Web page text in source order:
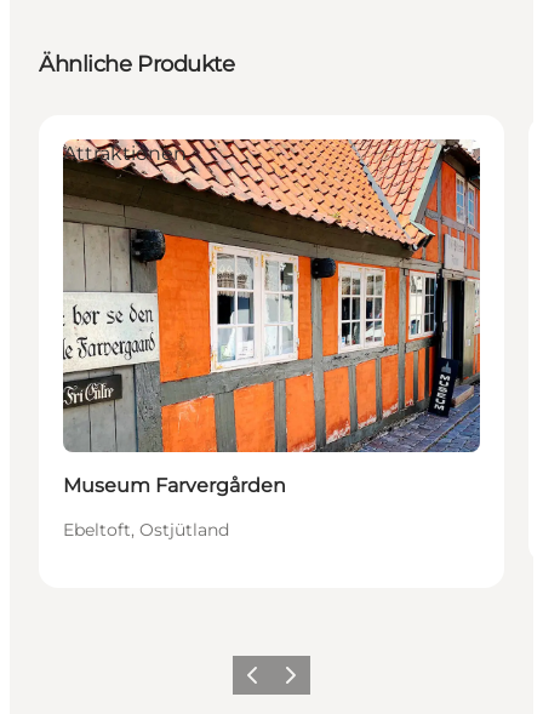
Ähnliche Produkte
Attraktionen
Museum Farvergården
Ebeltoft, Ostjütland
ZurückWeiter